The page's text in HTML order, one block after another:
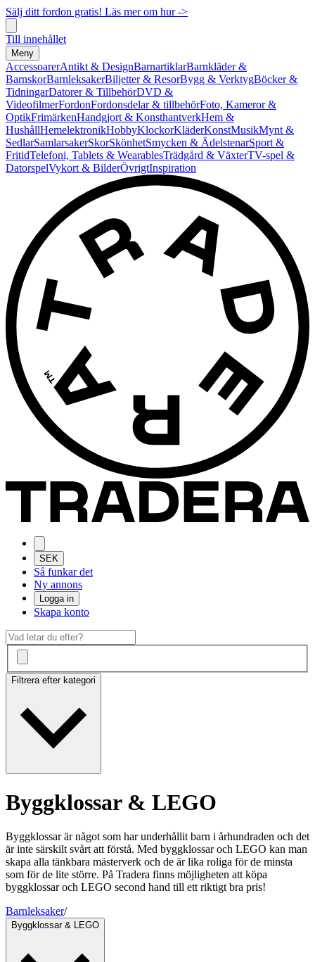
Sälj ditt fordon gratis! Läs mer om hur ->
Till innehållet
Meny
AccessoarerAntikt & DesignBarnartiklarBarnkläder &
BarnskorBarnleksakerBiljetter & ResorBygg & VerktygBöcker &
TidningarDatorer & TillbehörDVD &
VideofilmerFordonFordonsdelar & tillbehörFoto, Kameror &
OptikFrimärkenHandgjort & KonsthantverkHem &
HushållHemelektronikHobbyKlockorKläderKonstMusikMynt &
SedlarSamlarsakerSkorSkönhetSmycken & ÄdelstenarSport &
FritidTelefoni, Tablets & WearablesTrädgård & VäxterTV-spel &
DatorspelVykort & BilderÖvrigtInspiration
SEK
Så funkar det
Ny annons
Logga in
Skapa konto
Filtrera efter kategori
Byggklossar & LEGO
Byggklossar är något som har underhållit barn i århundraden och det
är inte särskilt svårt att förstå. Med byggklossar och LEGO kan man
skapa alla tänkbara mästerverk och de är lika roliga för de minsta
som för de lite större. På Tradera finns möjligheten att köpa
byggklossar och LEGO second hand till ett riktigt bra pris!
Barnleksaker/
Byggklossar & LEGO